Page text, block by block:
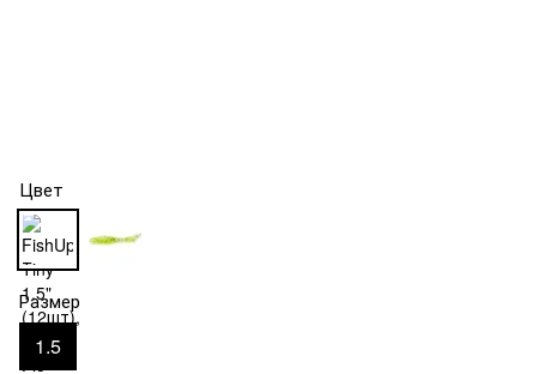
Цвет
Размер
1.5